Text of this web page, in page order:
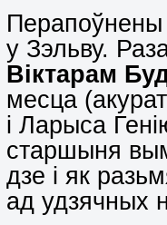
Перапоўнены
у Зэльву.
Віктарам
месца
і Ларыса
старшыня
дзе і як
ад удзячных